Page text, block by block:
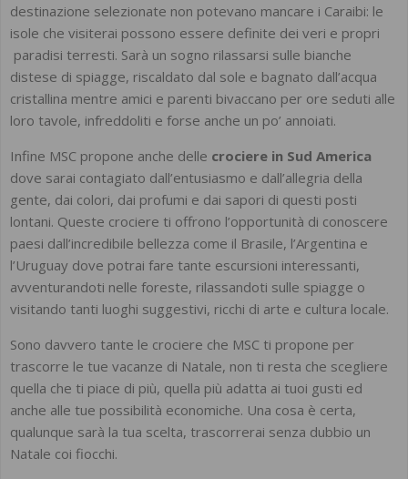
destinazione selezionate non potevano mancare i Caraibi: le
isole che visiterai possono essere definite dei veri e propri
paradisi terresti. Sarà un sogno rilassarsi sulle bianche
distese di spiagge, riscaldato dal sole e bagnato dall’acqua
cristallina mentre amici e parenti bivaccano per ore seduti alle
loro tavole, infreddoliti e forse anche un po’ annoiati.
Infine MSC propone anche delle crociere in Sud America
dove sarai contagiato dall’entusiasmo e dall’allegria della
gente, dai colori, dai profumi e dai sapori di questi posti
lontani. Queste crociere ti offrono l’opportunità di conoscere
paesi dall’incredibile bellezza come il Brasile, l’Argentina e
l’Uruguay dove potrai fare tante escursioni interessanti,
avventurandoti nelle foreste, rilassandoti sulle spiagge o
visitando tanti luoghi suggestivi, ricchi di arte e cultura locale.
Sono davvero tante le crociere che MSC ti propone per
trascorre le tue vacanze di Natale, non ti resta che scegliere
quella che ti piace di più, quella più adatta ai tuoi gusti ed
anche alle tue possibilità economiche. Una cosa è certa,
qualunque sarà la tua scelta, trascorrerai senza dubbio un
Natale coi fiocchi.